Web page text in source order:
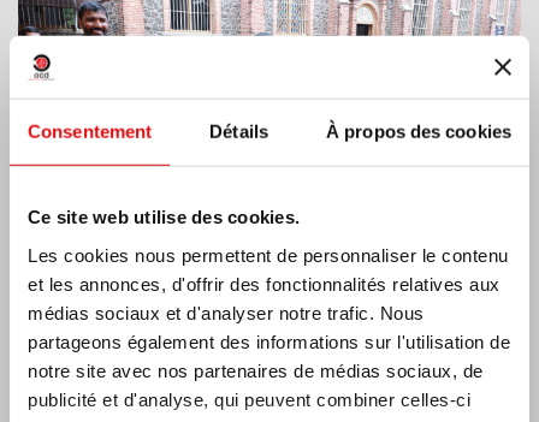
Consentement Détails À propos des cookies
Ce site web utilise des cookies.
Les cookies nous permettent de personnaliser le contenu
et les annonces, d'offrir des fonctionnalités relatives aux
médias sociaux et d'analyser notre trafic. Nous
partageons également des informations sur l'utilisation de
notre site avec nos partenaires de médias sociaux, de
publicité et d'analyse, qui peuvent combiner celles-ci
Côte d’Ivoire: Double Jubilé d’Argent